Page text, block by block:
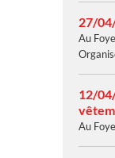
27/
Au
12/
Au